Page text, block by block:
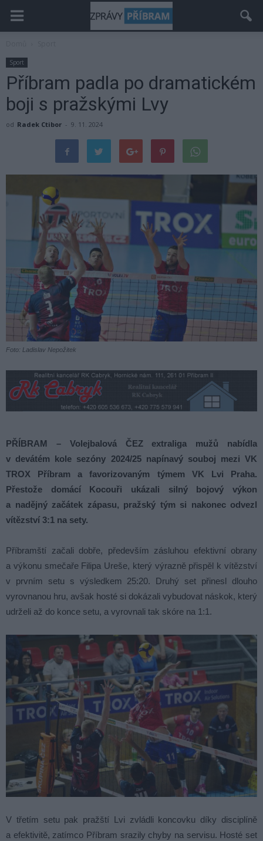
Sport
Příbram padla po dramatickém
boji s pražskými Lvy
od Radek Ctibor - 9. 11. 2024
Foto: Ladislav Nepožitek
PŘÍBRAM – Volejbalová ČEZ extraliga mužů nabídla
v devátém kole sezóny 2024/25 napínavý souboj mezi VK
TROX Příbram a favorizovaným týmem VK Lvi Praha.
Přestože domácí Kocouři ukázali silný bojový výkon
a nadějný začátek zápasu, pražský tým si nakonec odvezl
vítězství 3:1 na sety.
Příbramští začali dobře, především zásluhou efektivní obrany
a výkonu smečaře Filipa Ureše, který výrazně přispěl k vítězství
v prvním setu s výsledkem 25:20. Druhý set přinesl dlouho
vyrovnanou hru, avšak hosté si dokázali vybudovat náskok, který
udrželi až do konce setu, a vyrovnali tak skóre na 1:1.
V třetím setu pak pražští Lvi zvládli koncovku díky disciplíně
a efektivitě, zatímco Příbram srazily chyby na servisu. Hosté set